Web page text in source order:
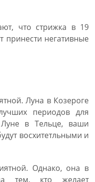
что стрижка в 19
принести негативные
Луна в Козероге
периодов для
в Тельце, ваши
восхитетльными и
Однако, она в
тем, кто желает